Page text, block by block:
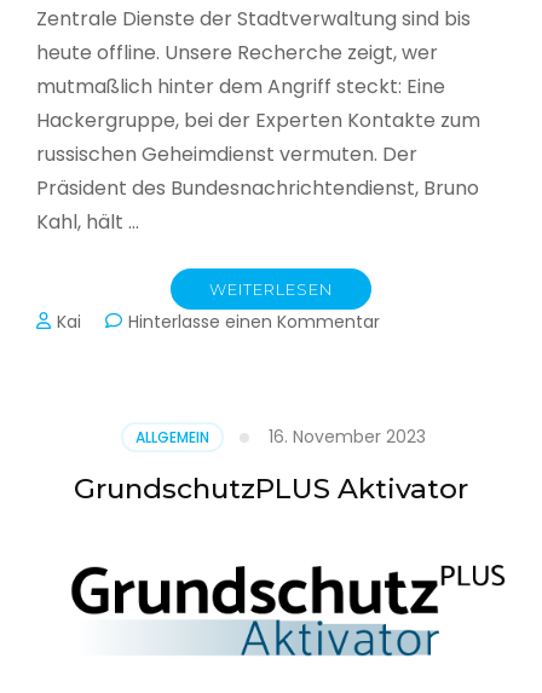
Zentrale Dienste der Stadtverwaltung sind bis
heute offline. Unsere Recherche zeigt, wer
mutmaßlich hinter dem Angriff steckt: Eine
Hackergruppe, bei der Experten Kontakte zum
russischen Geheimdienst vermuten. Der
Präsident des Bundesnachrichtendienst, Bruno
Kahl, hält …
WEITERLESEN
Kai Hinterlasse einen Kommentarzu
Schlacht
im
Netz
ALLGEMEIN 16. November 2023
GrundschutzPLUS Aktivator